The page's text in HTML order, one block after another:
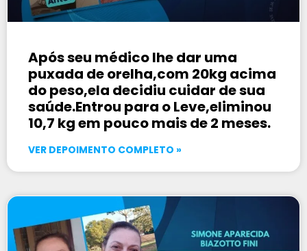
Após seu médico lhe dar uma
puxada de orelha,com 20kg acima
do peso,ela decidiu cuidar de sua
saúde.Entrou para o Leve,eliminou
10,7 kg em pouco mais de 2 meses.
VER DEPOIMENTO COMPLETO »